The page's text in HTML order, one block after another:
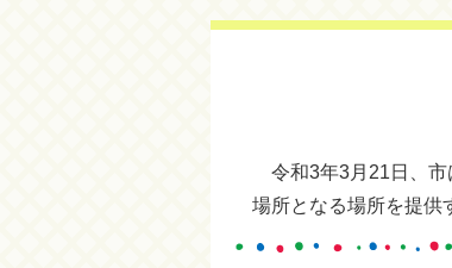
令和3年3月21日、市
場所となる場所を提供